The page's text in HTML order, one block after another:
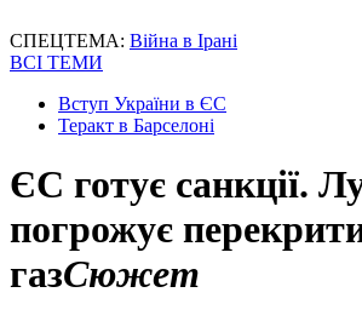
СПЕЦТЕМА: Війна в Ірані
ВСІ ТЕМИ
Вступ України в ЄС
Теракт в Барселоні
ЄС готує санкції.
погрожує
газСюжет